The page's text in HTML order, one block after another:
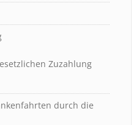
Zuzahlung
durch die